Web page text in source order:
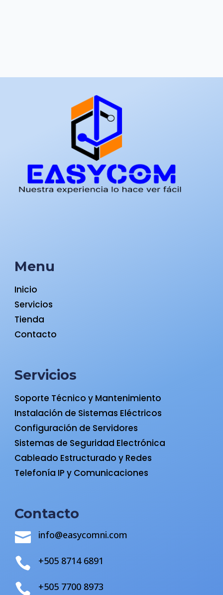
Menu
Inicio
Servicios
Tienda
Contacto
Servicios
Soporte Técnico y Mantenimiento
Instalación de Sistemas Eléctricos
Configuración de Servidores
Sistemas de Seguridad Electrónica
Cableado Estructurado y Redes
Telefonía IP y Comunicaciones
Contacto
 info@easycomni.com
 +505 8714 6891
 +505 7700 8973